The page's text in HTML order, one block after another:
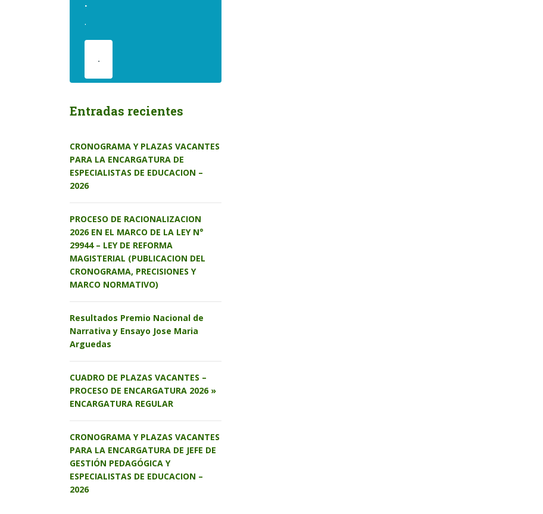
.
.
Entradas recientes
CRONOGRAMA Y PLAZAS VACANTES
PARA LA ENCARGATURA DE
ESPECIALISTAS DE EDUCACION –
2026
PROCESO DE RACIONALIZACION
2026 EN EL MARCO DE LA LEY N°
29944 – LEY DE REFORMA
MAGISTERIAL (PUBLICACION DEL
CRONOGRAMA, PRECISIONES Y
MARCO NORMATIVO)
Resultados Premio Nacional de
Narrativa y Ensayo Jose Maria
Arguedas
CUADRO DE PLAZAS VACANTES –
PROCESO DE ENCARGATURA 2026 »
ENCARGATURA REGULAR
CRONOGRAMA Y PLAZAS VACANTES
PARA LA ENCARGATURA DE JEFE DE
GESTIÓN PEDAGÓGICA Y
ESPECIALISTAS DE EDUCACION –
2026